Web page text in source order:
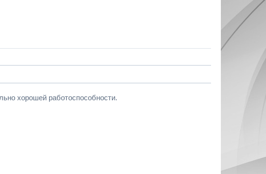
хорошей работоспособности.